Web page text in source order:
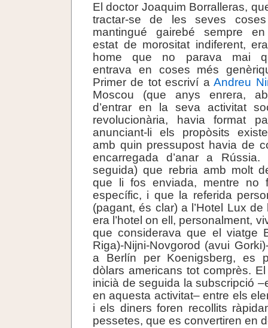
El doctor Joaquim Borralleras,
tractar-se de les seves
mantingué gairebé sempre
estat de morositat indiferent,
home que no parava mai
entrava en coses més
Primer de tot escriví aAndreu
Moscou (que anys enrera,
d’entrar en la seva activitat
revolucionària, havia format
anunciant-li els propòsits
amb quin pressupost havia de
encarregada d’anar a
seguida) que rebria amb molt
que li fos enviada, mentre no
específic, i que la referida
(pagant, és clar) a l’Hotel Lux
era l’hotel on ell, personalment,
que considerava que el viatge
Riga)-Nijni-Novgorod (avui
a Berlín per Koenigsberg, es
dòlars americans tot comprès.
inicià de seguida la subscripció
en aquesta activitat– entre els
i els diners foren recollits
pessetes, que es convertiren en